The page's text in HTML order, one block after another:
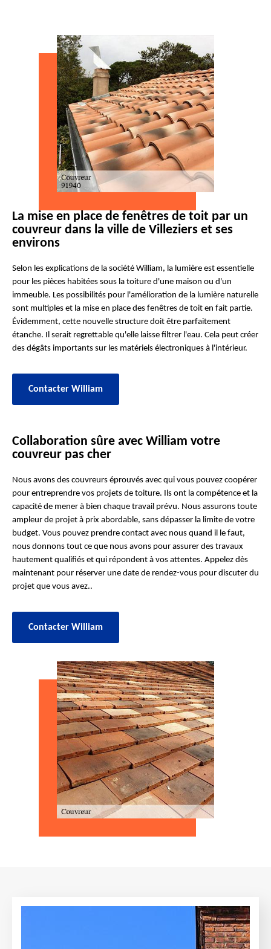
La mise en place de fenêtres de toit par un
couvreur dans la ville de Villeziers et ses
environs
Selon les explications de la société William, la lumière est essentielle
pour les pièces habitées sous la toiture d'une maison ou d'un
immeuble. Les possibilités pour l'amélioration de la lumière naturelle
sont multiples et la mise en place des fenêtres de toit en fait partie.
Évidemment, cette nouvelle structure doit être parfaitement
étanche. Il serait regrettable qu'elle laisse filtrer l'eau. Cela peut créer
des dégâts importants sur les matériels électroniques à l'intérieur.
Contacter William
Collaboration sûre avec William votre
couvreur pas cher
Nous avons des couvreurs éprouvés avec qui vous pouvez coopérer
pour entreprendre vos projets de toiture. Ils ont la compétence et la
capacité de mener à bien chaque travail prévu. Nous assurons toute
ampleur de projet à prix abordable, sans dépasser la limite de votre
budget. Vous pouvez prendre contact avec nous quand il le faut,
nous donnons tout ce que nous avons pour assurer des travaux
hautement qualifiés et qui répondent à vos attentes. Appelez dès
maintenant pour réserver une date de rendez-vous pour discuter du
projet que vous avez..
Contacter William